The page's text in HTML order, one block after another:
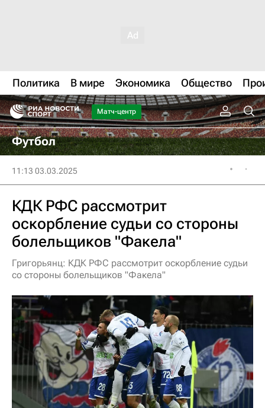
Политика В мире Экономика Общество
Матч-центр
Футбол
11:13 03.03.2025
КДК РФС рассмотрит
оскорбление судьи со стороны
болельщиков "Факела"
Григорьянц: КДК РФС рассмотрит оскорбление судьи
со стороны болельщиков "Факела"